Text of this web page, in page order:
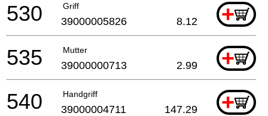
Griff +
530 39000005826 8.12
Mutter +
535 39000000713 2.99
Handgriff +
540 39000004711 147.29